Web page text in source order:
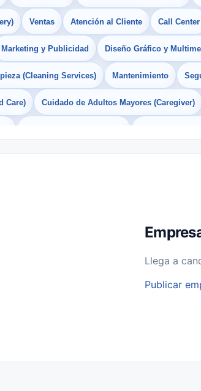
Ventas Atención al Cliente Call Center
Marketing y Publicidad Diseño Gráfico y
(Cleaning Services) Mantenimiento
Care) Cuidado de Adultos Mayores (Caregiver)
Estudiantes Empleos Bilingües (English/
Llega a
Publicar